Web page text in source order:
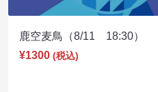
鹿空麦鳥（8/11 18:30）
¥1300 (税込)